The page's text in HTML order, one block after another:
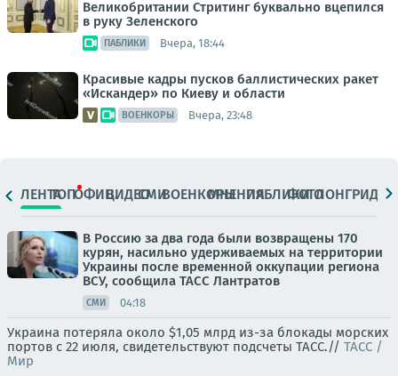
Великобритании Стритинг буквально вцепился
в руку Зеленского
ПАБЛИКИ Вчера, 18:44
Красивые кадры пусков баллистических ракет
«Искандер» по Киеву и области
ВОЕНКОРЫ Вчера, 23:48
ЛЕНТАТОПОФИЦ.ВИДЕОСМИВОЕНКОРЫМНЕНИЯПАБЛИКИ
ФОТОЛОНГРИДЫ
В Россию за два года были возвращены 170
курян, насильно удерживаемых на территории
Украины после временной оккупации региона
ВСУ, сообщила ТАСС Лантратов
СМИ 04:18
Украина потеряла около $1,05 млрд из-за блокады морских
портов с 22 июля, свидетельствуют подсчеты ТАСС.// ТАСС /
Мир